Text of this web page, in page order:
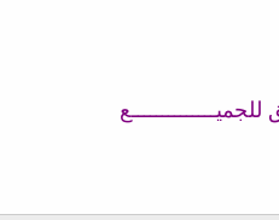
للجميــــــــــــــع